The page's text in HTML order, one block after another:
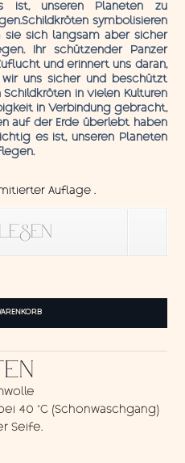
ist, unseren Planeten zu
symbolisieren
sie sich langsam aber sicher
Ihr schützender Panzer
und erinnert uns daran,
uns sicher und beschützt
in vielen Kulturen
in Verbindung gebracht,
auf der Erde überlebt haben
es ist, unseren Planeten
Auflage .
40 °C (Schonwaschgang)
Seife.